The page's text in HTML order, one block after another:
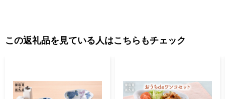
この返礼品を見ている人はこちらもチェック